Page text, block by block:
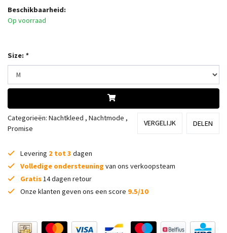
Beschikbaarheid:
Op voorraad
Size: *
Categorieën: Nachtkleed , Nachtmode ,
Promise
VERGELIJK DELEN
Levering 2 tot 3 dagen
Volledige ondersteuning van ons verkoopsteam
Gratis14 dagen retour
Onze klanten geven ons een score 9.5/10